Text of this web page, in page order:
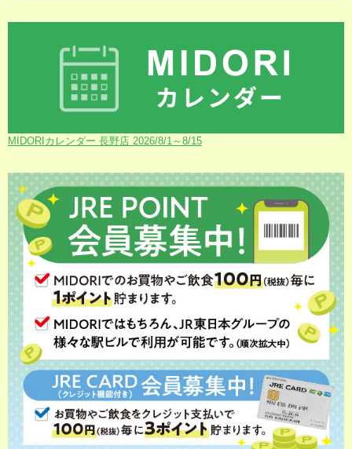
MIDORIカレンダー 長野店 2026/8/1～8/15